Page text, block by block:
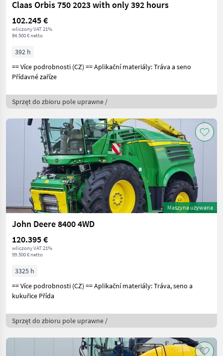
Claas Orbis 750 2023 with only 392 hours
102.245 €
wliczony VAT 21%
84.500 € netto
392 h
== Více podrobnosti (CZ) == Aplikační materiály: Tráva a seno
Přídavné zaříze
Sprzęt do zbioru pole uprawne /
Maszyna używana
John Deere 8400 4WD
120.395 €
wliczony VAT 21%
99.500 € netto
3325 h
== Více podrobnosti (CZ) == Aplikační materiály: Tráva, seno a
kukuřice Přída
Sprzęt do zbioru pole uprawne /